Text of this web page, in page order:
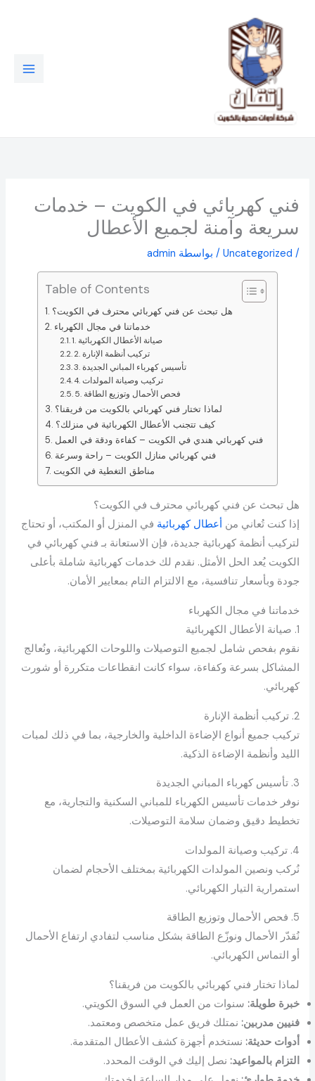
المحتوى
فني كهربائي في الكويت – خدمات
سريعة وآمنة لجميع الأعطال
/
Uncategorized / بواسطة admin
Table of Contents
هل تبحث عن فني كهربائي محترف في الكويت؟
خدماتنا في مجال الكهرباء
1. صيانة الأعطال الكهربائية
2. تركيب أنظمة الإنارة
3. تأسيس كهرباء المباني الجديدة
4. تركيب وصيانة المولدات
5. فحص الأحمال وتوزيع الطاقة
لماذا تختار فني كهربائي بالكويت من فريقنا؟
كيف تتجنب الأعطال الكهربائية في منزلك؟
فني كهربائي هندي في الكويت – كفاءة ودقة في العمل
فني كهربائي منازل الكويت – راحة وسرعة
مناطق التغطية في الكويت
هل تبحث عن فني كهربائي محترف في الكويت؟
إذا كنت تُعاني من أعطال كهربائية في المنزل أو المكتب، أو تحتاج
لتركيب أنظمة كهربائية جديدة، فإن الاستعانة بـ فني كهربائي في
الكويت يُعد الحل الأمثل. نقدم لك خدمات كهربائية شاملة بأعلى
جودة وبأسعار تنافسية، مع الالتزام التام بمعايير الأمان.
خدماتنا في مجال الكهرباء
1. صيانة الأعطال الكهربائية
نقوم بفحص شامل لجميع التوصيلات واللوحات الكهربائية، ونُعالج
المشاكل بسرعة وكفاءة، سواء كانت انقطاعات متكررة أو شورت
كهربائي.
2. تركيب أنظمة الإنارة
تركيب جميع أنواع الإضاءة الداخلية والخارجية، بما في ذلك لمبات
الليد وأنظمة الإضاءة الذكية.
3. تأسيس كهرباء المباني الجديدة
نوفر خدمات تأسيس الكهرباء للمباني السكنية والتجارية، مع
تخطيط دقيق وضمان سلامة التوصيلات.
4. تركيب وصيانة المولدات
نُركب ونصين المولدات الكهربائية بمختلف الأحجام لضمان
استمرارية التيار الكهربائي.
5. فحص الأحمال وتوزيع الطاقة
نُقدّر الأحمال ونوزّع الطاقة بشكل مناسب لتفادي ارتفاع الأحمال
أو التماس الكهربائي.
لماذا تختار فني كهربائي بالكويت من فريقنا؟
خبرة طويلة: سنوات من العمل في السوق الكويتي.
فنيين مدربين: نمتلك فريق عمل متخصص ومعتمد.
أدوات حديثة: نستخدم أجهزة كشف الأعطال المتقدمة.
التزام بالمواعيد: نصل إليك في الوقت المحدد.